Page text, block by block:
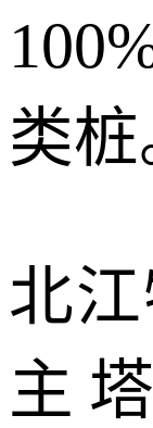
类桩
北
主